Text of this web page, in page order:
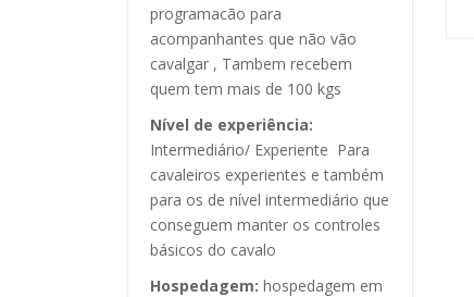
programacão para
acompanhantes que não vão
cavalgar , Tambem recebem
quem tem mais de 100 kgs
Nível de experiência:
Intermediário/ Experiente  Para
cavaleiros experientes e também
para os de nível intermediário que
conseguem manter os controles
básicos do cavalo
Hospedagem: hospedagem em